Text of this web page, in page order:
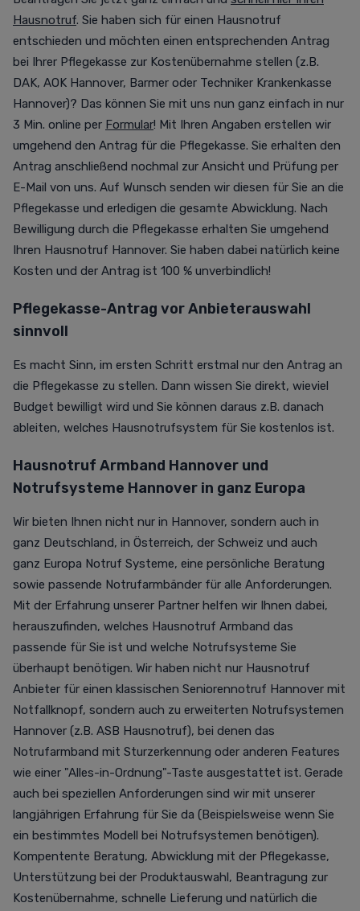
Hausnotruf. Sie haben sich für einen Hausnotruf
entschieden und möchten einen entsprechenden Antrag
bei Ihrer Pflegekasse zur Kostenübernahme stellen (z.B.
DAK, AOK Hannover, Barmer oder Techniker Krankenkasse
Hannover)? Das können Sie mit uns nun ganz einfach in nur
3 Min. online per Formular! Mit Ihren Angaben erstellen wir
umgehend den Antrag für die Pflegekasse. Sie erhalten den
Antrag anschließend nochmal zur Ansicht und Prüfung per
E-Mail von uns. Auf Wunsch senden wir diesen für Sie an die
Pflegekasse und erledigen die gesamte Abwicklung. Nach
Bewilligung durch die Pflegekasse erhalten Sie umgehend
Ihren Hausnotruf Hannover. Sie haben dabei natürlich keine
Kosten und der Antrag ist 100 % unverbindlich!
Pflegekasse-Antrag vor Anbieterauswahl
sinnvoll
Es macht Sinn, im ersten Schritt erstmal nur den Antrag an
die Pflegekasse zu stellen. Dann wissen Sie direkt, wieviel
Budget bewilligt wird und Sie können daraus z.B. danach
ableiten, welches Hausnotrufsystem für Sie kostenlos ist.
Hausnotruf Armband Hannover und
Notrufsysteme Hannover in ganz Europa
Wir bieten Ihnen nicht nur in Hannover, sondern auch in
ganz Deutschland, in Österreich, der Schweiz und auch
ganz Europa Notruf Systeme, eine persönliche Beratung
sowie passende Notrufarmbänder für alle Anforderungen.
Mit der Erfahrung unserer Partner helfen wir Ihnen dabei,
herauszufinden, welches Hausnotruf Armband das
passende für Sie ist und welche Notrufsysteme Sie
überhaupt benötigen. Wir haben nicht nur Hausnotruf
Anbieter für einen klassischen Seniorennotruf Hannover mit
Notfallknopf, sondern auch zu erweiterten Notrufsystemen
Hannover (z.B. ASB Hausnotruf), bei denen das
Notrufarmband mit Sturzerkennung oder anderen Features
wie einer "Alles-in-Ordnung"-Taste ausgestattet ist. Gerade
auch bei speziellen Anforderungen sind wir mit unserer
langjährigen Erfahrung für Sie da (Beispielsweise wenn Sie
ein bestimmtes Modell bei Notrufsystemen benötigen).
Kompentente Beratung, Abwicklung mit der Pflegekasse,
Unterstützung bei der Produktauswahl, Beantragung zur
Kostenübernahme, schnelle Lieferung und natürlich die